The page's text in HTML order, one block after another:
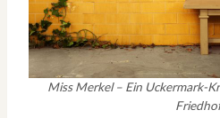
Miss Merkel – Ein Uckermark-